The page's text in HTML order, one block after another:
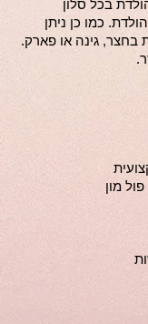
בכל סלון
כמו כן ניתן
בחצר, גינה או פארק.
מון